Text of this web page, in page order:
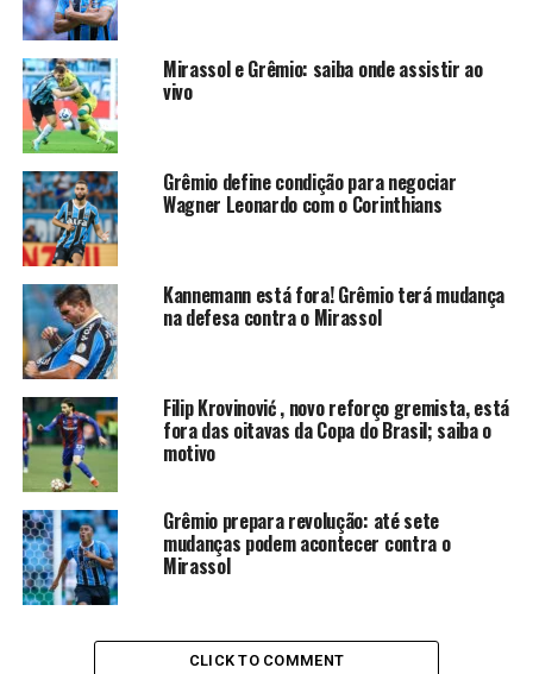
Grêmio
Tiago Volpi; Igor Serrote, Jemerson, Wagner
Leonardo e Marlon; Dodi e Cuellar; Alysson,
Cristaldo e Cristian Olivera;
Braithwaite.
Bragantino
Cleiton; Hurtado, Pedro Henrique, Rodríguez e
Juninho Capixaba; Gabriel, Eric Ramires e Jhon
Jhon; Lucas Barbosa, Vinicinho e Eduardo
Sasha.
Quem apita Grêmio x RB
Bragantino
Davi Lacerda, auxiliado por Douglas Pagung e
Pedro Amorim de Freitas;VAR:Caio Max Vieira.
Onde assistir Grêmio x RB
Bragantino ao vivo
Mirassol e Grêmio: saiba onde assistir ao
vivo
Grêmio define condição para negociar
Wagner Leonardo com o Corinthians
Kannemann está fora! Grêmio terá mudança
na defesa contra o Mirassol
Filip Krovinović , novo reforço gremista, está
fora das oitavas da Copa do Brasil; saiba o
motivo
Grêmio prepara revolução: até sete
mudanças podem acontecer contra o
Mirassol
CLICK TO COMMENT